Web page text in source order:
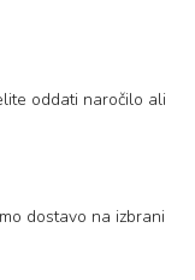
oddati naročilo ali
dostavo na izbrani